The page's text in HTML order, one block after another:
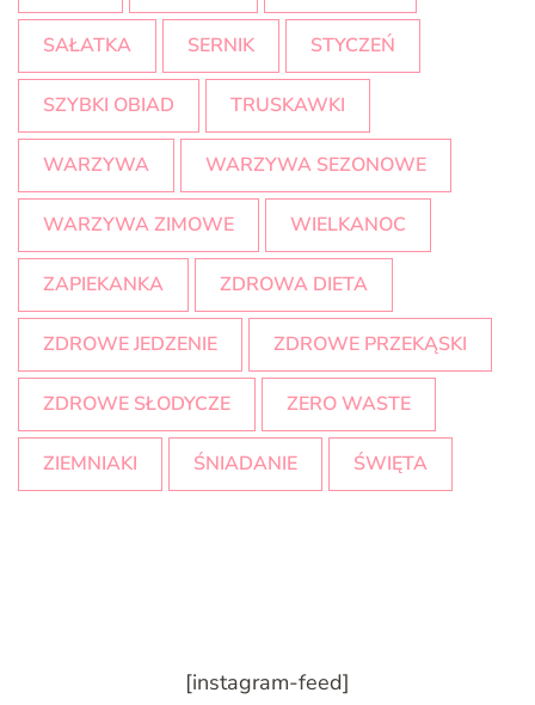
SAŁATKA SERNIK STYCZEŃ
SZYBKI OBIAD TRUSKAWKI
WARZYWA WARZYWA SEZONOWE
WARZYWA ZIMOWE WIELKANOC
ZAPIEKANKA ZDROWA DIETA
ZDROWE JEDZENIE ZDROWE PRZEKĄSKI
ZDROWE SŁODYCZE ZERO WASTE
ZIEMNIAKI ŚNIADANIE ŚWIĘTA
[instagram-feed]